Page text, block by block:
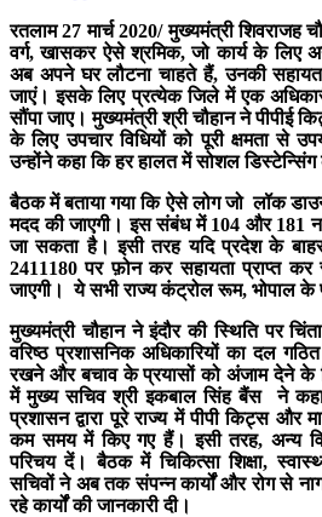
रतलाम27मार्च2020/ मुख्यमंत्रीशिवराजह
वर्ग,खासकर ऐसे श्रमिक,जो कार्य के लिए
अब अपने घर लौटना चाहते हैं,उनकी
जाएं। इसके लिए प्रत्येक जिले में एक
सौंपा जाए। मुख्यमंत्री श्री चौहान ने पीपीई
के लिए उपचार विधियों को पूरी क्षमता से
उन्होंने कहा कि हर हालत में सोशल डिस्टेन्सिंग
बैठक में बताया गया कि ऐसे लोग जो लॉक
मदद की जाएगी। इस संबंध में104 और 181
जा सकता है। इसी तरह यदि प्रदेश के
2411180पर फ़ोन कर सहायता प्राप्त
जाएगी।
ये सभी राज्य कंट्रोल रूम, भोपाल के
मुख्यमंत्री चौहान ने इंदौर की स्थिति पर
वरिष्ठ प्रशासनिक अधिकारियों का दल
रखने और बचाव के प्रयासों को अंजाम देने के
में मुख्य सचिव श्री इकबाल सिंह बैंस
ने
प्रशासन द्वारा पूरे राज्य में पीपी किट्स और
कम समय में किए गए हैं। इसी तरह, अन्य
परिचय दें। बैठक में चिकित्सा शिक्षा,
सचिवों ने अब तक संपन्न कार्यों और रोग से
रहे कार्यों की जानकारी दी।